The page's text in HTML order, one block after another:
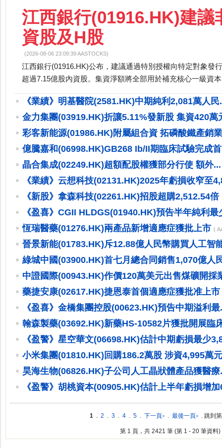
江西銀行(01916.HK)建議
資股及H股
(2026-08-06 23:09:39 AASTOCKS)
江西銀行(01916.HK)公布，建議通過特別授權向特定對象發
超過7.15億股內資股。集資淨額將全部用於補充核心一級資
《業績》明基醫院(2581.HK)中期純利2,081萬人民
金力集團(03919.HK)折讓5.11%發新股 集資420萬
彩客新能源(01986.HK)附屬組合資 拓磷酸鐵產銷
億騰嘉和(06998.HK)GB268 Ib/II期臨床試驗完成
晶合集成(02249.HK)超額配股權獲部分行使 額外...
《業績》云想科技(02131.HK)2025年虧損收窄至
《新股》拿森科技(02261.HK)招股超購2,512.54倍
《盈喜》CGII HLDGS(01940.HK)預告半年純利最
恆瑞醫藥(01276.HK)兩產品新增適應症獲批上市 (
晉景新能(01783.HK)斥12.88億人民幣購買人工智
綠城中國(03900.HK)首七月總合同銷售1,070億人
中證國際(00943.HK)作價120萬美元出售煤礦開採
藥捷安康(02617.HK)捷恩泰首個適應症獲批准上市
《盈喜》金橋集團控股(00623.HK)預告中期溢利最
翰森製藥(03692.HK)新藥HS-10582片獲批開展臨
《盈警》星空華文(06698.HK)估計中期虧損最少
小米集團(01810.HK)回購186.2萬股 涉資4,995萬元
昊海生物(06826.HK)子公司人工晶狀體產品獲醫療
《盈警》胡桃資本(00905.HK)估計上半年虧損增
1 . 2 . 3 . 4 . 5 . 下一頁> . 最後一頁> . 跳到
第 1 頁，共 2421 筆 (第 1 - 20 筆資料)